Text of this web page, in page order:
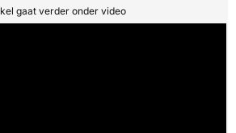
gaat verder onder video